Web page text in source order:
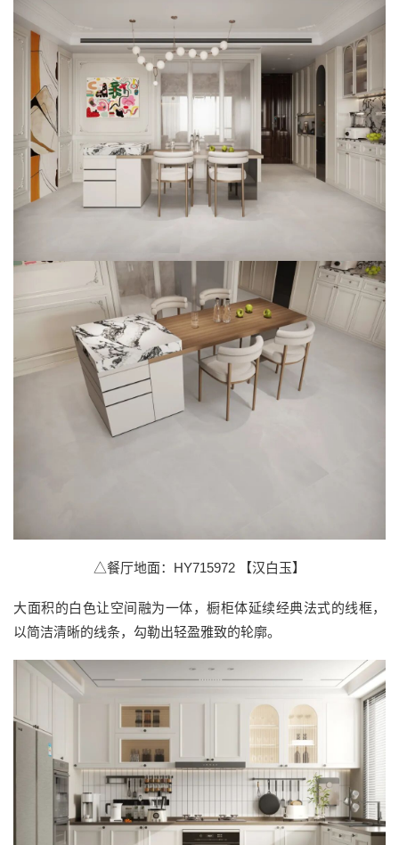
△餐厅地面：HY715972 【汉白玉】
大面积的白色让空间融为一体，橱柜体延续经典法式的线框，
以简洁清晰的线条，勾勒出轻盈雅致的轮廓。